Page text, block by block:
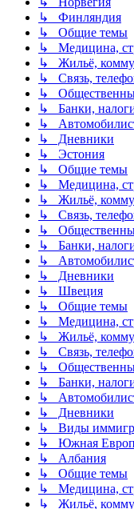
↳ Финляндия
↳ Общие темы
↳ Медицина,
↳ Жильё,
↳ Связь,
↳
↳ Банки,
↳
↳ Дневники
↳ Эстония
↳ Общие темы
↳ Медицина,
↳ Жильё,
↳ Связь,
↳
↳ Банки,
↳
↳ Дневники
↳ Швеция
↳ Общие темы
↳ Медицина,
↳ Жильё,
↳ Связь,
↳
↳ Банки,
↳
↳ Дневники
↳ Виды
↳ Южная
↳ Албания
↳ Общие темы
↳ Медицина,
↳ Жильё,